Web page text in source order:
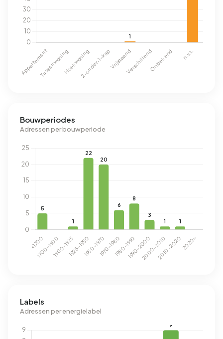
Bouwperiodes
Adressen per bouwperiode
Labels
Adressen per energielabel